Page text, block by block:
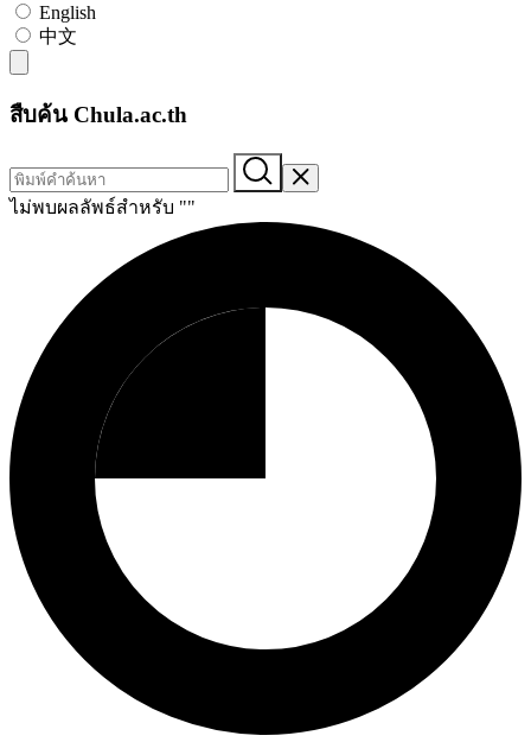
English
中文
สืบค้น Chula.ac.th
ไม่พบผลลัพธ์สำหรับ ""